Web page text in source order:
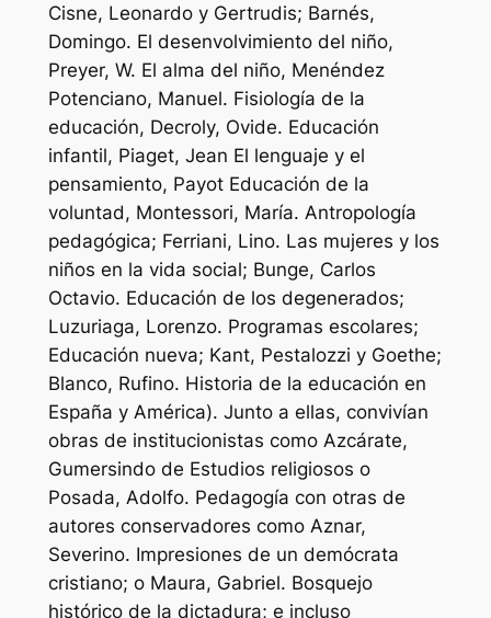
Cisne, Leonardo y Gertrudis; Barnés,
Domingo. El desenvolvimiento del niño,
Preyer, W. El alma del niño, Menéndez
Potenciano, Manuel. Fisiología de la
educación, Decroly, Ovide. Educación
infantil, Piaget, Jean El lenguaje y el
pensamiento, Payot Educación de la
voluntad, Montessori, María. Antropología
pedagógica; Ferriani, Lino. Las mujeres y los
niños en la vida social; Bunge, Carlos
Octavio. Educación de los degenerados;
Luzuriaga, Lorenzo. Programas escolares;
Educación nueva; Kant, Pestalozzi y Goethe;
Blanco, Rufino. Historia de la educación en
España y América). Junto a ellas, convivían
obras de institucionistas como Azcárate,
Gumersindo de Estudios religiosos o
Posada, Adolfo. Pedagogía con otras de
autores conservadores como Aznar,
Severino. Impresiones de un demócrata
cristiano; o Maura, Gabriel. Bosquejo
histórico de la dictadura; e incluso